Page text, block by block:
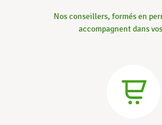
Nos conseillers, formés en
accompagnent dans